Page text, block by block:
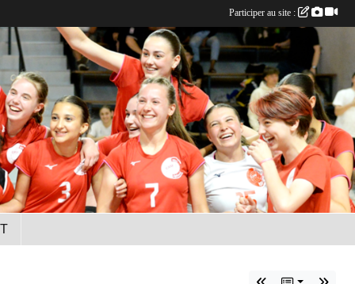
Participer au site :